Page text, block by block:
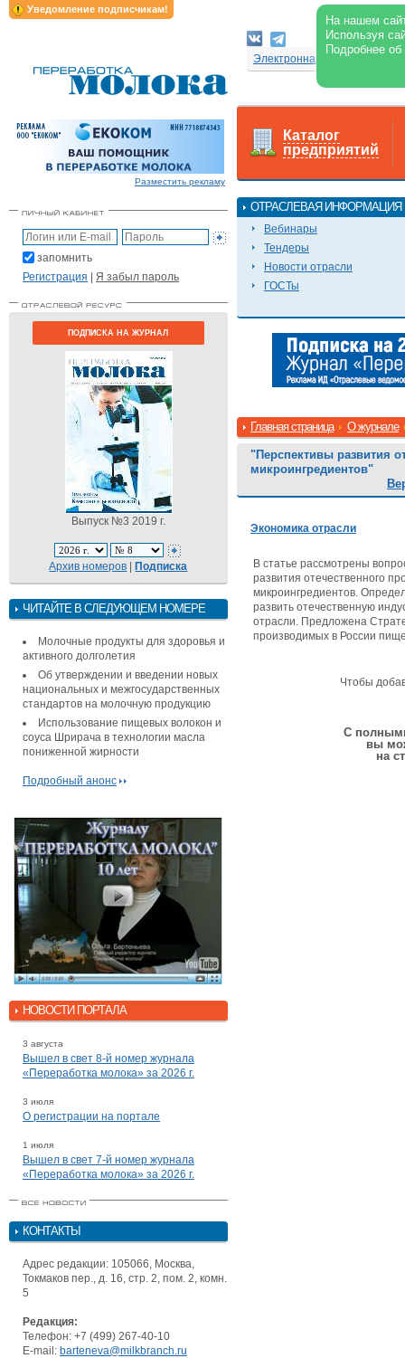
Уведомление подписчикам!
На нашем
Используя
Подробнее
Электронная версия
Разместить рекламу
запомнить
Регистрация | Я забыл пароль
ПОДПИСКА НА ЖУРНАЛ
Выпуск №3 2019 г.
Архив номеров |Подписка
ЧИТАЙТЕ В СЛЕДУЮЩЕМ НОМЕРЕ
Молочные продукты для здоровья и
активного долголетия
Об утверждении и введении новых
национальных и межгосударственных
стандартов на молочную продукцию
Использование пищевых волокон и
соуса Шрирача в технологии масла
пониженной жирности
Подробный анонс
НОВОСТИ ПОРТАЛА
3 августа
Вышел в свет 8-й номер журнала
«Переработка молока» за 2026 г.
3 июля
О регистрации на портале
1 июля
Вышел в свет 7-й номер журнала
«Переработка молока» за 2026 г.
КОНТАКТЫ
Адрес редакции: 105066, Москва,
Токмаков пер., д. 16, стр. 2, пом. 2, комн.
5
Редакция:
Телефон: +7 (499) 267-40-10
E-mail: barteneva@milkbranch.ru
Каталог
предприятий
ОТРАСЛЕВАЯ ИНФОРМАЦИЯ
Вебинары
Тендеры
Новости отрасли
ГОСТы
Главная страница О журнале
"Перспективы развития
микроингредиентов"
Экономика отрасли
В статье рассмотрены
развития отечественного
микроингредиентов.
развить отечественную
отрасли. Предложена
производимых в России
Чтобы
С
вы
на